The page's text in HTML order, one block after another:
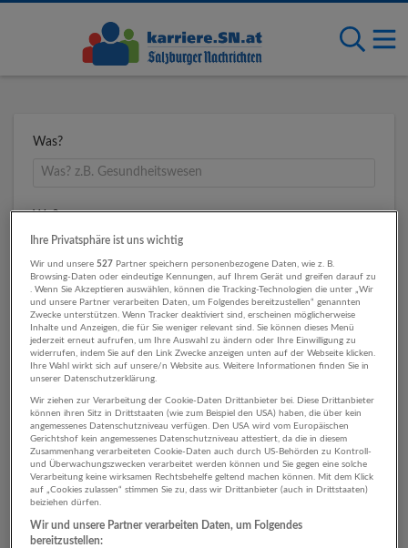
Was?
Wo?
Umkreis
1 Technik, Ingenieurwesen
Energieversorgung
Unternehmen
Ihre Privatsphäre ist uns wichtig
Wir und unsere527 Partner speichern personenbezogene Daten, wie z. B.
Browsing-Daten oder eindeutige Kennungen, auf Ihrem Gerät und greifen darauf zu
. Wenn Sie Akzeptieren auswählen, können die Tracking-Technologien die unter „Wir
und unsere Partner verarbeiten Daten, um Folgendes bereitzustellen“ genannten
Zwecke unterstützen. Wenn Tracker deaktiviert sind, erscheinen möglicherweise
Inhalte und Anzeigen, die für Sie weniger relevant sind. Sie können dieses Menü
jederzeit erneut aufrufen, um Ihre Auswahl zu ändern oder Ihre Einwilligung zu
widerrufen, indem Sie auf den Link Zwecke anzeigen unten auf der Webseite klicken.
Ihre Wahl wirkt sich auf unsere/n Website aus. Weitere Informationen finden Sie in
unserer Datenschutzerklärung.
Wir ziehen zur Verarbeitung der Cookie-Daten Drittanbieter bei. Diese Drittanbieter
können ihren Sitz in Drittstaaten (wie zum Beispiel den USA) haben, die über kein
angemessenes Datenschutzniveau verfügen. Den USA wird vom Europäischen
Gerichtshof kein angemessenes Datenschutzniveau attestiert, da die in diesem
Zusammenhang verarbeiteten Cookie-Daten auch durch US-Behörden zu Kontroll-
und Überwachungszwecken verarbeitet werden können und Sie gegen eine solche
Verarbeitung keine wirksamen Rechtsbehelfe geltend machen können. Mit dem Klick
auf „Cookies zulassen“ stimmen Sie zu, dass wir Drittanbieter (auch in Drittstaaten)
beiziehen dürfen.
Wir und unsere Partner verarbeiten Daten, um Folgendes
bereitzustellen: